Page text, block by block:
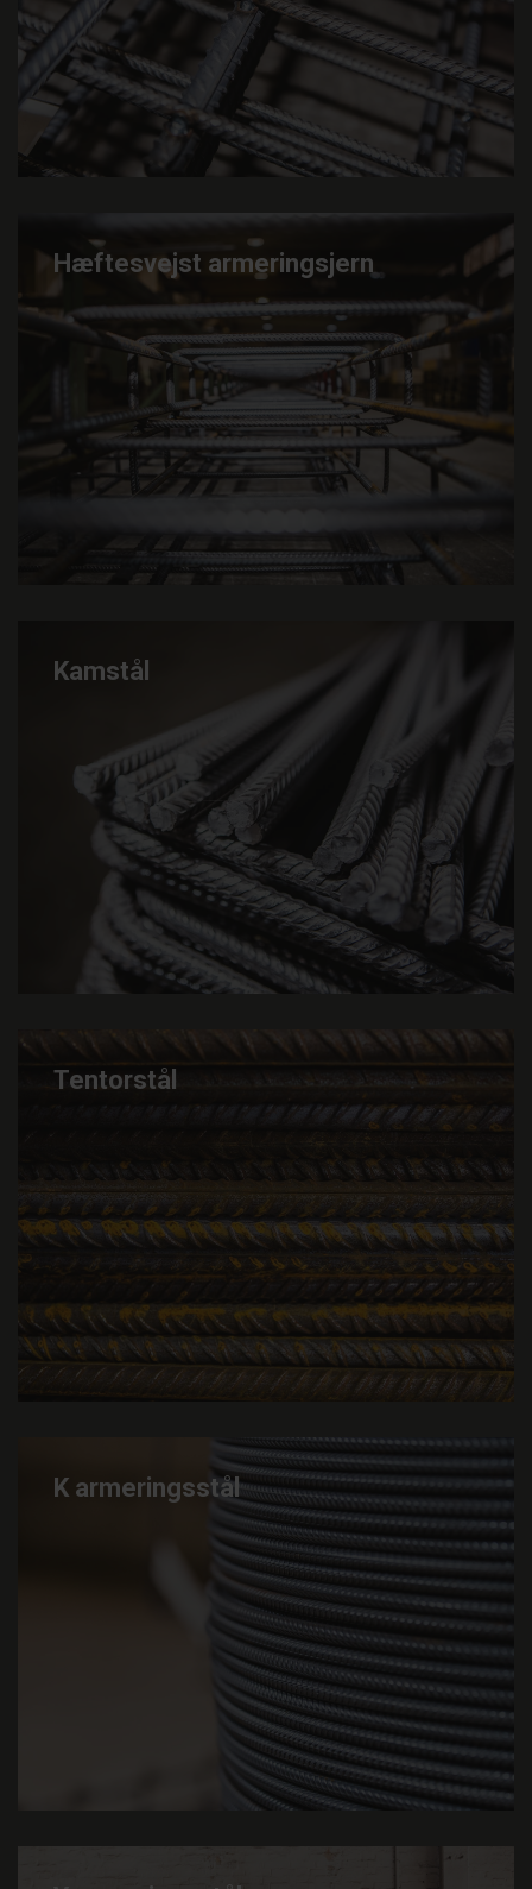
Hæftesvejst armeringsjern
Kamstål
Tentorstål
K armeringsstål